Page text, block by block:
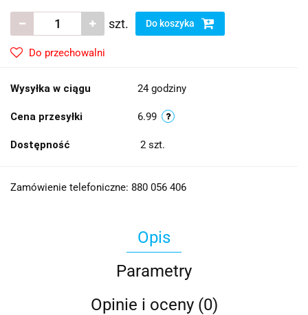
szt. Do koszyka
Do przechowalni
Wysyłka w ciągu 24 godziny
Cena przesyłki 6.99
Dostępność 2 szt.
Zamówienie telefoniczne: 880 056 406
Opis
Parametry
Opinie i oceny (0)